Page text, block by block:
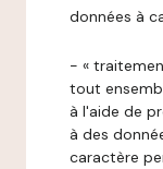
données à
- «
tout
à l'aide de
à des
caractère